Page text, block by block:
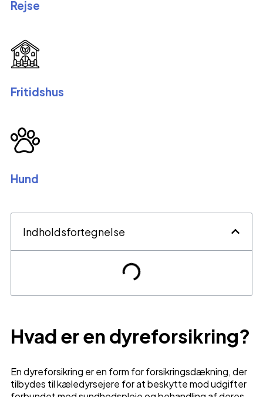
Rejse
Fritidshus
Hund
Indholdsfortegnelse
Hvad er en dyreforsikring?
En dyreforsikring er en form for forsikringsdækning, der
tilbydes til kæledyrsejere for at beskytte mod udgifter